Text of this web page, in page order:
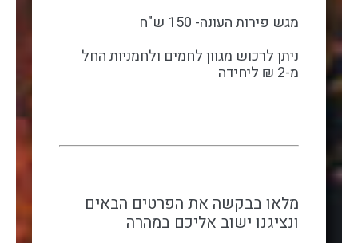
מגש פירות העונה- 150 ש"ח
ניתן לרכוש מגוון לחמים ולחמניות החל
מ-2 ₪ ליחידה
מלאו בבקשה את הפרטים הבאים
ונציגנו ישוב אליכם במהרה